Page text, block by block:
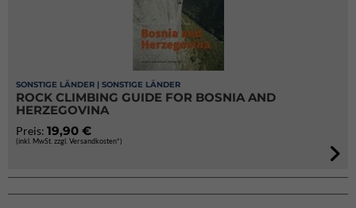
SONSTIGE LÄNDER | SONSTIGE LÄNDER
ROCK CLIMBING GUIDE FOR BOSNIA AND
HERZEGOVINA
Preis: 19,90 €
(inkl. MwSt. zzgl. Versandkosten*)